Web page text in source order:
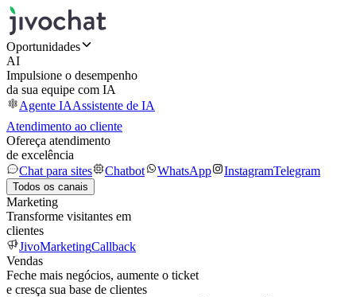
Oportunidades
AI
Impulsione o desempenho
da sua equipe com IA
Agente IAAssistente de IA
Atendimento ao cliente
Ofereça atendimento
de excelência
Chat para sites
Chatbot WhatsApp InstagramTelegram
Todos os canais
Marketing
Transforme visitantes em
clientes
JivoMarketingCallback
Vendas
Feche mais negócios, aumente o ticket
e cresça sua base de clientes